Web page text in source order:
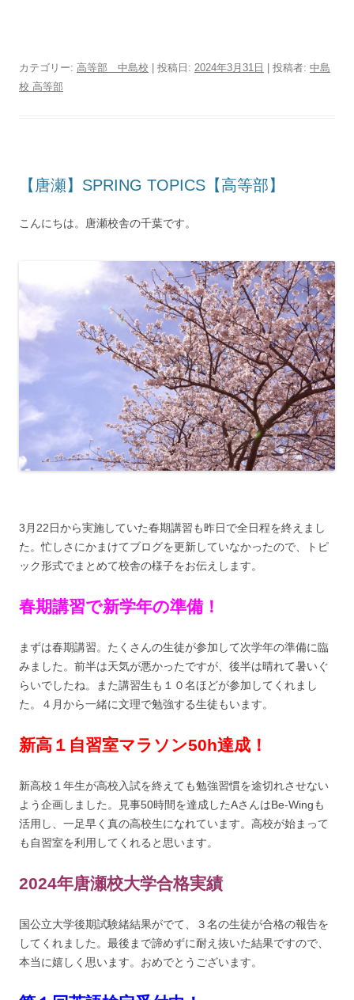
カテゴリー: 高等部 中島校 | 投稿日: 2024年3月31日 投稿者: 中島
校 高等部
【唐瀬】SPRING TOPICS【高等部】
こんにちは。唐瀬校舎の千葉です。
3月22日から実施していた春期講習も昨日で全日程を終えまし
た。忙しさにかまけてブログを更新していなかったので、トピ
ック形式でまとめて校舎の様子をお伝えします。
春期講習で新学年の準備！
まずは春期講習。たくさんの生徒が参加して次学年の準備に臨
みました。前半は天気が悪かったですが、後半は晴れて暑いぐ
らいでしたね。また講習生も１０名ほどが参加してくれまし
た。４月から一緒に文理で勉強する生徒もいます。
新高１自習室マラソン50h達成！
新高校１年生が高校入試を終えても勉強習慣を途切れさせない
よう企画しました。見事50時間を達成したAさんはBe-Wingも
活用し、一足早く真の高校生になれています。高校が始まって
も自習室を利用してくれると思います。
2024年唐瀬校大学合格実績
国公立大学後期試験緒結果がでて、３名の生徒が合格の報告を
してくれました。最後まで諦めずに耐え抜いた結果ですので、
本当に嬉しく思います。おめでとうございます。